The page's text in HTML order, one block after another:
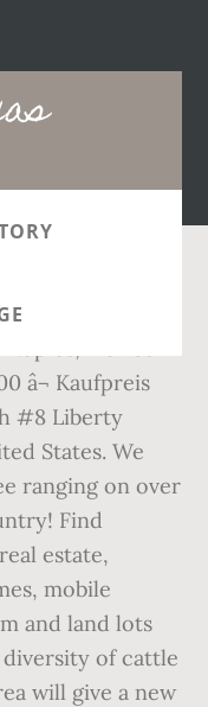
1 / 6
â¬ Kaufpreis
#8 Liberty
States. We
ranging on over
Find
estate,
mobile
and land lots
of cattle
will give a new